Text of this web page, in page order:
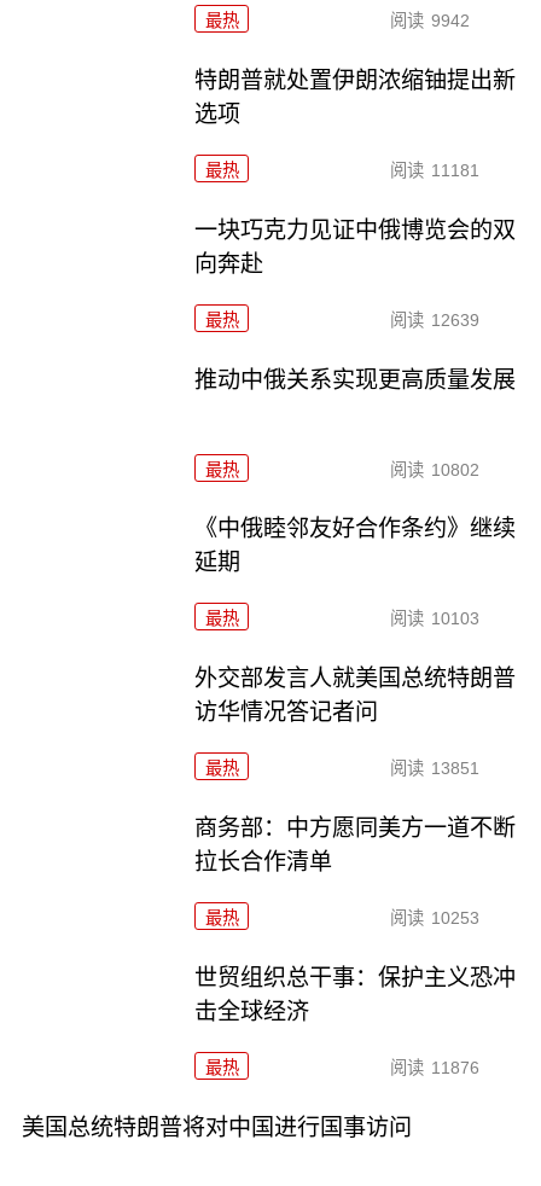
最热 阅读 9942
特朗普就处置伊朗浓缩铀提出新
选项
最热 阅读 11181
一块巧克力见证中俄博览会的双
向奔赴
最热 阅读 12639
推动中俄关系实现更高质量发展
最热 阅读 10802
《中俄睦邻友好合作条约》继续
延期
最热 阅读 10103
外交部发言人就美国总统特朗普
访华情况答记者问
最热 阅读 13851
商务部：中方愿同美方一道不断
拉长合作清单
最热 阅读 10253
世贸组织总干事：保护主义恐冲
击全球经济
最热 阅读 11876
美国总统特朗普将对中国进行国事访问